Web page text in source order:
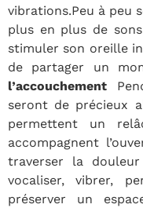
vibrations.Peu à peu
plus en plus de
stimuler son oreille
de partager un
l’accouchement
seront de précieux
permettent un
accompagnent
traverser la
vocaliser, vibrer,
préserver un